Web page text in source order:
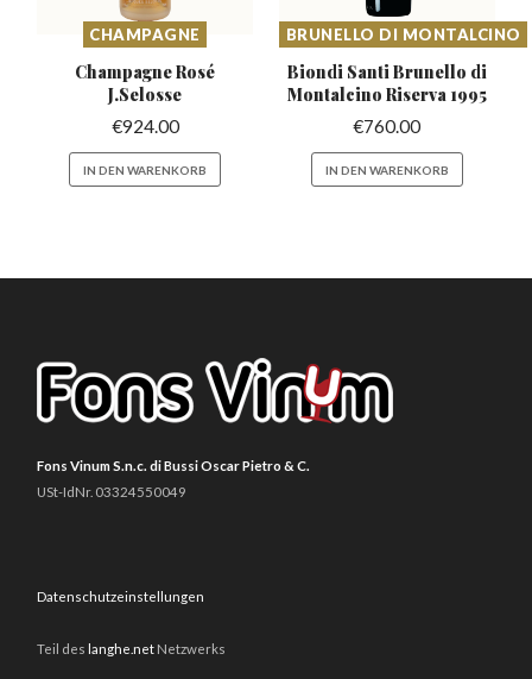
CHAMPAGNE
Champagne Rosé
J.Selosse
€924.00
IN DEN WARENKORB
BRUNELLO DI MONTALCINO
Biondi Santi Brunello di
Montalcino Riserva 1995
€760.00
IN DEN WARENKORB
Fons Vinum S.n.c. di Bussi Oscar Pietro & C.
USt-IdNr. 03324550049
Datenschutzeinstellungen
Teil des langhe.net Netzwerks